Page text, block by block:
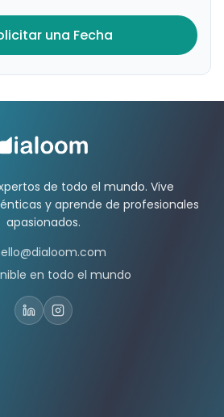
una Fecha
de todo el mundo. Vive
y aprende de profesionales
apasionados.
en todo el mundo